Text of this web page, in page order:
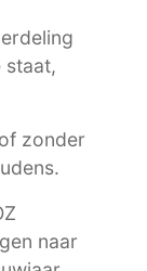
staat,
zonder
naar